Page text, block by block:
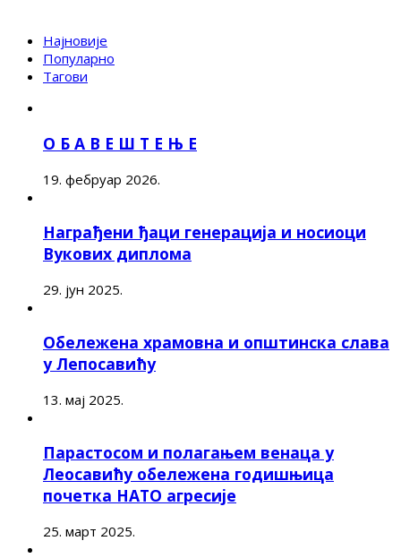
Најновије
Популарно
Тагови
О Б А В Е Ш Т Е Њ Е
19. фебруар 2026.
Награђени ђаци генерација и носиоци
Вукових диплома
29. јун 2025.
Обележена храмовна и општинска слава
у Лепосавићу
13. мај 2025.
Парастосом и полагањем венаца у
Леосавићу обележена годишњица
почетка НАТО агресије
25. март 2025.